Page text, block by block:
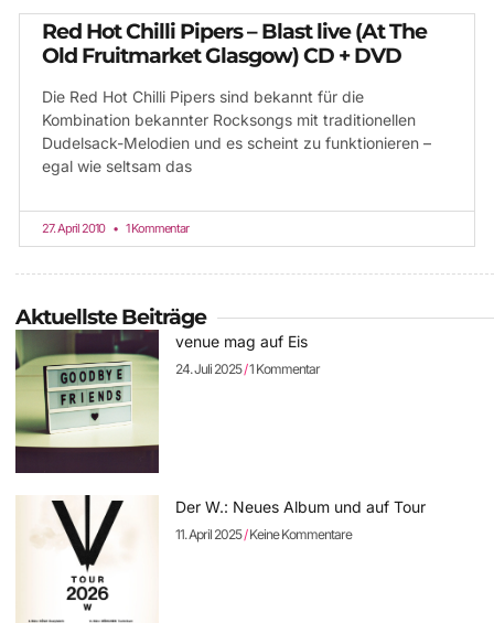
Red Hot Chilli Pipers – Blast live (At The
Old Fruitmarket Glasgow) CD + DVD
Die Red Hot Chilli Pipers sind bekannt für die
Kombination bekannter Rocksongs mit traditionellen
Dudelsack-Melodien und es scheint zu funktionieren –
egal wie seltsam das
27. April 2010 1 Kommentar
Aktuellste Beiträge
venue mag auf Eis
24. Juli 2025 1 Kommentar
Der W.: Neues Album und auf Tour
11. April 2025 Keine Kommentare